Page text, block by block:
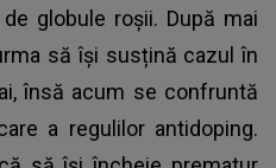
globule roșii. După mai
să își susțină cazul în
însă acum se confruntă
a regulilor antidoping.